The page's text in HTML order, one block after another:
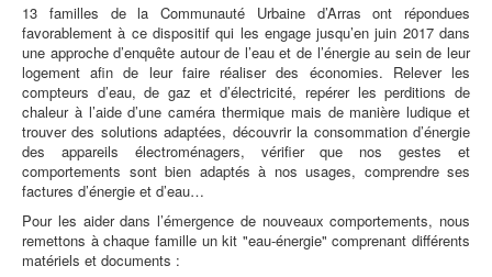
13 familles de la Communauté Urbaine d’Arras ont répondues
favorablement à ce dispositif qui les engage jusqu’en juin 2017 dans
une approche d’enquête autour de l’eau et de l’énergie au sein de leur
logement afin de leur faire réaliser des économies. Relever les
compteurs d’eau, de gaz et d’électricité, repérer les perditions de
chaleur à l’aide d’une caméra thermique mais de manière ludique et
trouver des solutions adaptées, découvrir la consommation d’énergie
des appareils électroménagers, vérifier que nos gestes et
comportements sont bien adaptés à nos usages, comprendre ses
factures d’énergie et d’eau…
Pour les aider dans l’émergence de nouveaux comportements, nous
remettons à chaque famille un kit "eau-énergie" comprenant différents
matériels et documents :